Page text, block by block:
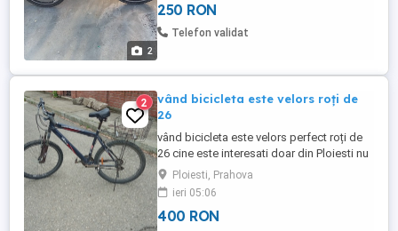
2
250 RON
Telefon validat
2
vând bicicleta este velors roți de
26
vând bicicleta este velors perfect roți de
26 cine este interesati doar din Ploiesti nu
rapsnd la mesaje doar la telefon
Ploiesti, Prahova
ieri 05:06
400 RON